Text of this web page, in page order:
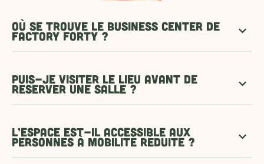
Où se trouve le business center de
Factory Forty ?
Puis-je visiter le lieu avant de
réserver une salle ?
L’espace est-il accessible aux
personnes à mobilité réduite ?